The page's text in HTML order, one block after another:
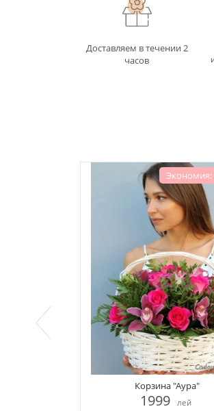
Доставляем в течении 2
часов
Экономия:
Корзина "Аура"
1999 лей